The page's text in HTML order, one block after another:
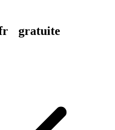
gratuite